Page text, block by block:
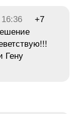
16:36
+7
Гену